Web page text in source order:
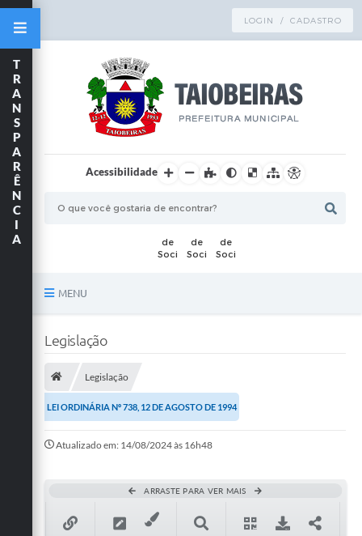
LOGIN / CADASTRO
Acessibilidade
MENU
Publicações
A Prefeitura
Ouvidoria
T
R
A
N
S
P
A
R
Ê
N
C
I
A
Legislação
Legislação
LEI ORDINÁRIA Nº 738, 12 DE AGOSTO DE 1994
Atualizado em: 14/08/2024 às 16h48
ARRASTE PARA VER MAIS